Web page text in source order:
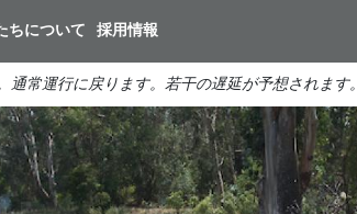
イ
ン
コ
ン
テ
ン
ツ
ちについて 採用情報
常運行に戻ります。若干の遅延が予想されます。